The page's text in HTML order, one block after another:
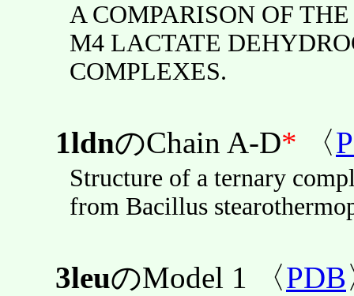
A COMPARISON OF
M4 LACTATE
COMPLEXES.
1ldnのChain A-D* 〈
Structure of a ternary
from Bacillus
3leuのModel 1 〈PDB